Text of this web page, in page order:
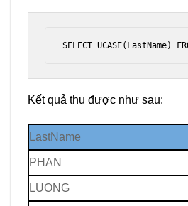
SELECT UCASE(LastName)
Kết quả thu được như sau:
LastName
PHAN
LUONG